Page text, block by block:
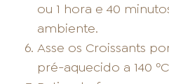
ou 1 hora e 40
ambiente.
Asse os Croissants
pré-aquecido a 140